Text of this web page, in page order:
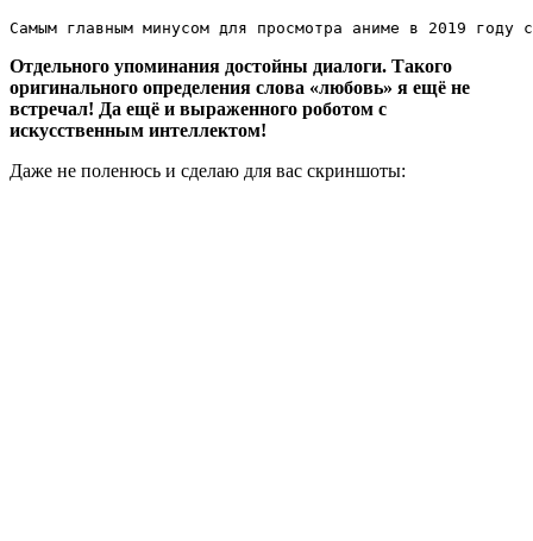
Самым главным минусом для просмотра аниме в 2019
Отдельного упоминания достойны диалоги. Такого
оригинального определения слова «любовь» я ещё не
встречал! Да ещё и выраженного роботом с
искусственным интеллектом!
Даже не поленюсь и сделаю для вас скриншоты: